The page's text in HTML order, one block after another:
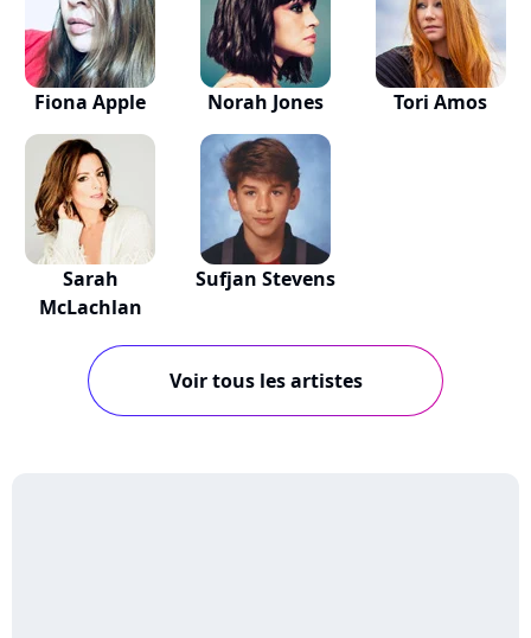
Fiona Apple Norah Jones Tori Amos
Sarah
McLachlan
Sufjan Stevens
Voir tous les artistes